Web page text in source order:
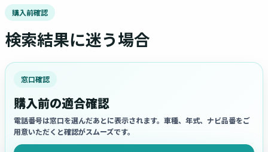
購入前確認
検索結果に迷う場合
窓口確認
購入前の適合確認
電話番号は窓口を選んだあとに表示されます。車種、年式、ナビ品番をご
用意いただくと確認がスムーズです。